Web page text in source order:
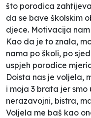
što porodica
da se bave školskim
djece. Motivacija
Kao da je to znala,
nama po školi, po
uspjeh porodice
Doista nas je voljela,
i moja 3 brata jer
nerazavojni, bistra,
Voljela me baš kao